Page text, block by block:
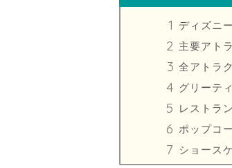
ディズニ
主要アト
全アトラ
グリーテ
レストラ
ポップコ
ショース